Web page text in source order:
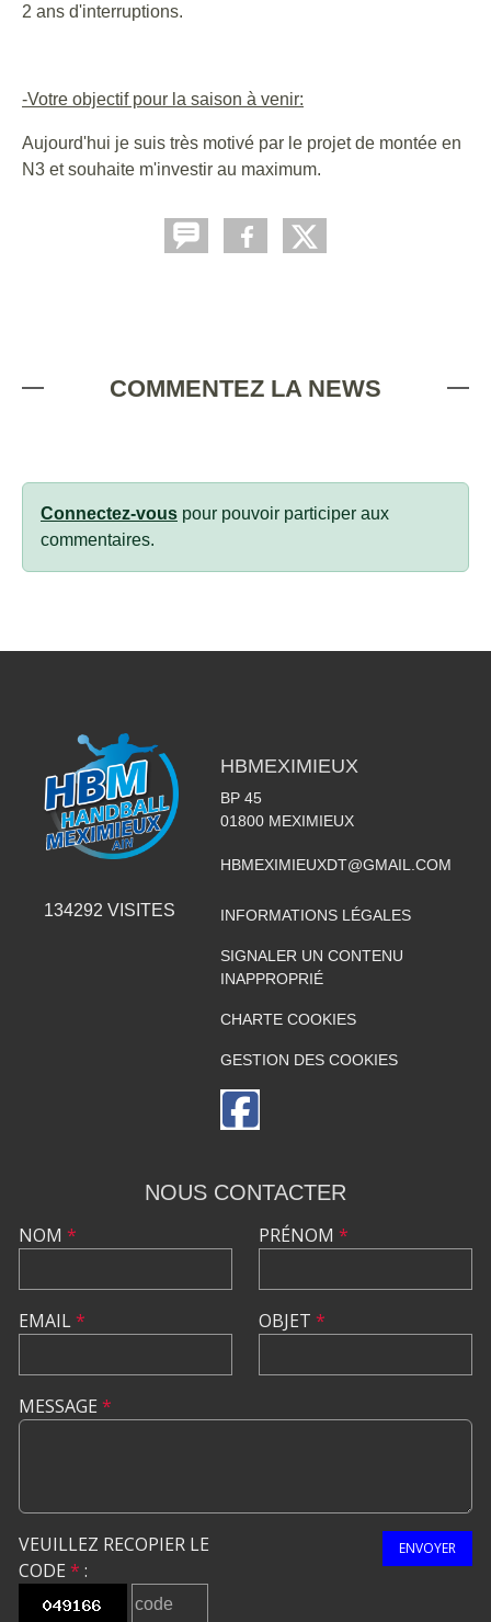
2 ans d'interruptions.
-Votre objectif pour la saison à venir:
Aujourd'hui je suis très motivé par le projet de montée en
N3 et souhaite m'investir au maximum.
COMMENTEZ LA NEWS
Connectez-vous pour pouvoir participer aux
commentaires.
134292 VISITES
HBMEXIMIEUX
BP 45
01800 MEXIMIEUX
HBMEXIMIEUXDT@GMAIL.COM
INFORMATIONS LÉGALES
SIGNALER UN CONTENU
INAPPROPRIÉ
CHARTE COOKIES
GESTION DES COOKIES
NOUS CONTACTER
NOM *
EMAIL*
PRÉNOM *
OBJET *
MESSAGE *
VEUILLEZ RECOPIER LE
CODE * :
ENVOYER